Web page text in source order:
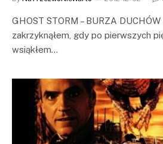
GHOST STORM – BURZA DUCHÓW
zakrzyknąłem, gdy po pierwszych
wsiąkłem…